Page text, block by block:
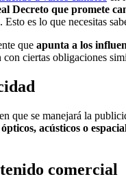
Decreto que promete
es lo que necesitas
que apunta a los
ciertas obligaciones
que se manejará la
acústicos o
comercial